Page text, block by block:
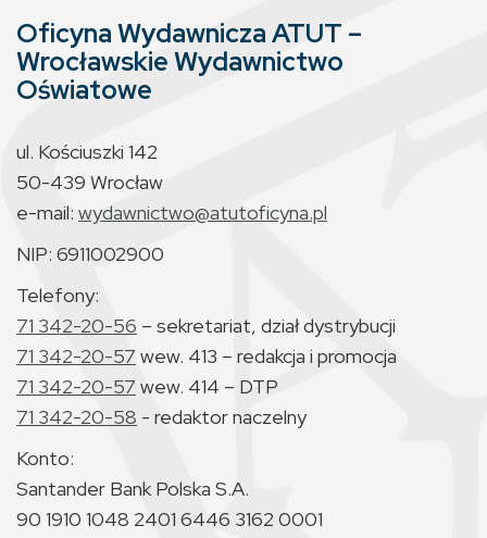
Oficyna Wydawnicza ATUT –
Wrocławskie Wydawnictwo
Oświatowe
ul. Kościuszki 142
50-439 Wrocław
e-mail: wydawnictwo@atutoficyna.pl
NIP: 6911002900
Telefony:
71 342-20-56 – sekretariat, dział dystrybucji
71 342-20-57 wew. 413 – redakcja i promocja
71 342-20-57 wew. 414 – DTP
71 342-20-58 - redaktor naczelny
Konto:
Santander Bank Polska S.A.
90 1910 1048 2401 6446 3162 0001